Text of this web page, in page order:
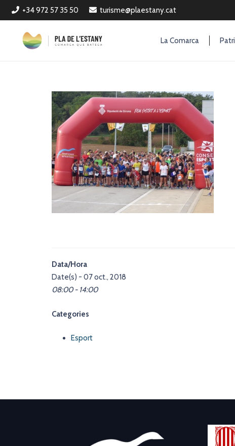
+34 972 57 35 50 turisme@plaestany.cat
La Comarca
Data/Hora
Date(s) - 07 oct., 2018
08:00 - 14:00
Categories
Esport